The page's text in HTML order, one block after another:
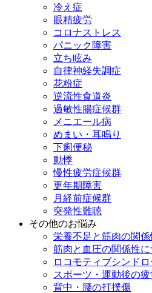
冷え症
眼精疲労
コロナストレス
パニック障害
立ち眩み
自律神経失調症
花粉症
逆流性食道炎
過敏性腸症候群
メニエール病
めまい・耳鳴り
下痢便秘
動悸
慢性疲労症候群
更年期障害
月経前症候群
突発性難聴
その他のお悩み
栄養不足と筋肉の関
筋肉と血圧の関係性に
ロコモティブシンドロ
スポーツ・運動後の
背中・腰の打撲傷